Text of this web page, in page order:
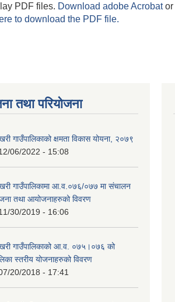
PDF files. Download adobe Acrobator
to download the PDF file.
तथा परियोजना
गाउँपालिकाको क्षमता विकास योयना, २०७९
06/2022 - 15:08
गाउँपालिकामा आ.व.०७६/०७७ मा संचालन
तथा आयोजनाहरुको विवरण
30/2019 - 16:06
गाउँपालिकाको आ.व. ०७५।०७६ को
स्तरीय योजनाहरुको विवरण
20/2018 - 17:41